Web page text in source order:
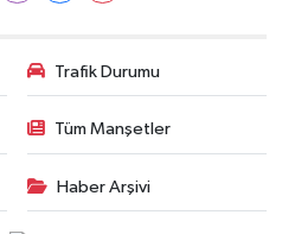
Trafik Durumu
Tüm Manşetler
Haber Arşivi